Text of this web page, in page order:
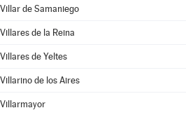
Villar de Samaniego
Villares de la Reina
Villares de Yeltes
Villarino de los Aires
Villarmayor